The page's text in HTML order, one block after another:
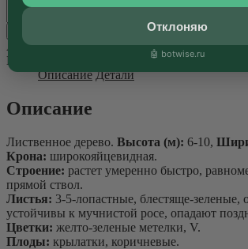
товара
Клен
полевой
"Эльсрийк"
Acer
campestre
Артикул:code_307
Категории:
Деревья лиственные штамбовые
Описание Детали
Описание
Лиственное дерево. Высота (м): 6-10,
Крона: широкояйцевидная.
Строение: растет умеренно быстро,
прямой ствол.
Листья: 3-5-лопастные, блестяще-зеленые,
устойчивы к мучнистой росе, опадают
Цветки: желто-зеленые метелки, V.
Плоды: крылатки, коричневые.
Отклоняю
🤖 botwise.ru